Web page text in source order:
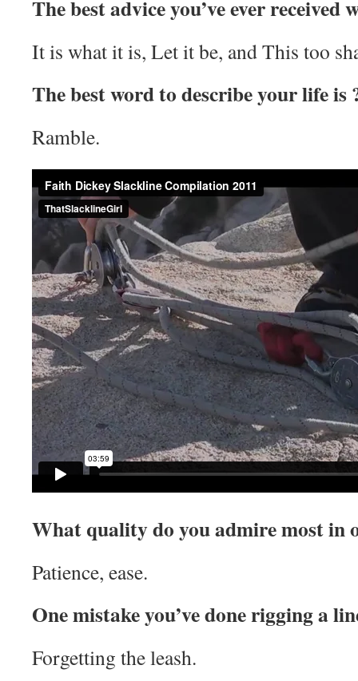
The best advice you’ve ever received
It is what it is, Let it be, and This too
The best word to describe your life is
Ramble.
What quality do you admire most in
Patience, ease.
One mistake you’ve done rigging a
Forgetting the leash.